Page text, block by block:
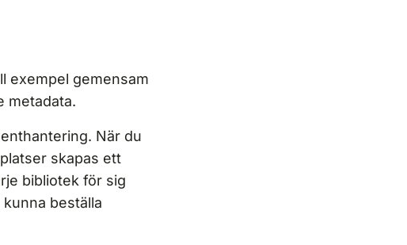
exempel gemensam
metadata.
När du
skapas ett
bibliotek för sig
beställa